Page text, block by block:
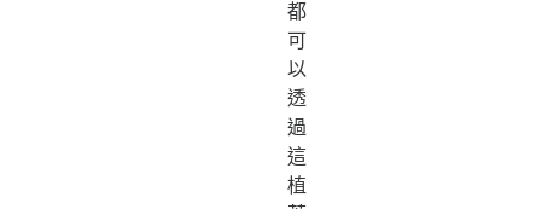
都
可
以
透
過
這
植